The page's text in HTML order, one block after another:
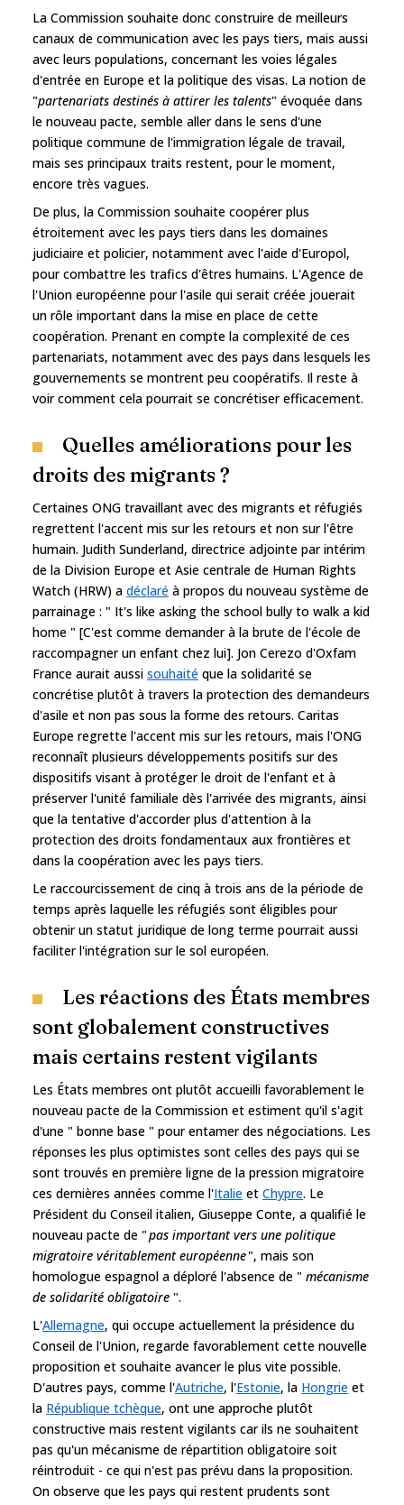
La Commission souhaite donc construire de meilleurs
canaux de communication avec les pays tiers, mais aussi
avec leurs populations, concernant les voies légales
d'entrée en Europe et la politique des visas. La notion de
"partenariats destinés à attirer les talents" évoquée dans
le nouveau pacte, semble aller dans le sens d'une
politique commune de l'immigration légale de travail,
mais ses principaux traits restent, pour le moment,
encore très vagues.
De plus, la Commission souhaite coopérer plus
étroitement avec les pays tiers dans les domaines
judiciaire et policier, notamment avec l'aide d'Europol,
pour combattre les trafics d'êtres humains. L'Agence de
l'Union européenne pour l'asile qui serait créée jouerait
un rôle important dans la mise en place de cette
coopération. Prenant en compte la complexité de ces
partenariats, notamment avec des pays dans lesquels les
gouvernements se montrent peu coopératifs. Il reste à
voir comment cela pourrait se concrétiser efficacement.
Quelles améliorations pour les
droits des migrants ?
Certaines ONG travaillant avec des migrants et réfugiés
regrettent l'accent mis sur les retours et non sur l'être
humain. Judith Sunderland, directrice adjointe par intérim
de la Division Europe et Asie centrale de Human Rights
Watch (HRW) a déclaré à propos du nouveau système de
parrainage : " It's like asking the school bully to walk a kid
home " [C'est comme demander à la brute de l'école de
raccompagner un enfant chez lui]. Jon Cerezo d'Oxfam
France aurait aussi souhaité que la solidarité se
concrétise plutôt à travers la protection des demandeurs
d'asile et non pas sous la forme des retours. Caritas
Europe regrette l'accent mis sur les retours, mais l'ONG
reconnaît plusieurs développements positifs sur des
dispositifs visant à protéger le droit de l'enfant et à
préserver l'unité familiale dès l'arrivée des migrants, ainsi
que la tentative d'accorder plus d'attention à la
protection des droits fondamentaux aux frontières et
dans la coopération avec les pays tiers.
Le raccourcissement de cinq à trois ans de la période de
temps après laquelle les réfugiés sont éligibles pour
obtenir un statut juridique de long terme pourrait aussi
faciliter l'intégration sur le sol européen.
Les réactions des États membres
sont globalement constructives
mais certains restent vigilants
Les États membres ont plutôt accueilli favorablement le
nouveau pacte de la Commission et estiment qu'il s'agit
d'une " bonne base " pour entamer des négociations. Les
réponses les plus optimistes sont celles des pays qui se
sont trouvés en première ligne de la pression migratoire
ces dernières années comme l'Italie et Chypre. Le
Président du Conseil italien, Giuseppe Conte, a qualifié le
nouveau pacte de "pas important vers une politique
migratoire véritablement européenne", mais son
homologue espagnol a déploré l'absence de " mécanisme
de solidarité obligatoire ".
L'Allemagne, qui occupe actuellement la présidence du
Conseil de l'Union, regarde favorablement cette nouvelle
proposition et souhaite avancer le plus vite possible.
D'autres pays, comme l'Autriche, l'Estonie, la Hongrie et
la République tchèque, ont une approche plutôt
constructive mais restent vigilants car ils ne souhaitent
pas qu'un mécanisme de répartition obligatoire soit
réintroduit - ce qui n'est pas prévu dans la proposition.
On observe que les pays qui restent prudents sont